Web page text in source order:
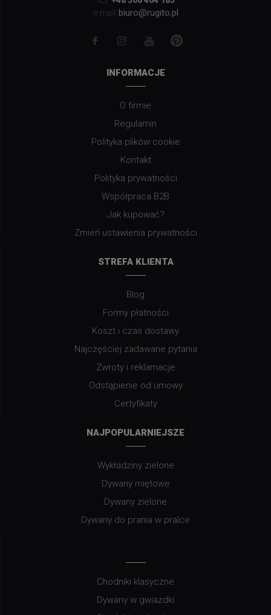
e-mail: biuro@rugito.pl
INFORMACJE
O firmie
Regulamin
Polityka plików cookie
Kontakt
Polityka prywatności
Współpraca B2B
Jak kupować?
Zmień ustawienia prywatności
STREFA KLIENTA
Blog
Formy płatności
Koszt i czas dostawy
Najczęściej zadawane pytania
Zwroty i reklamacje
Odstąpienie od umowy
Certyfikaty
NAJPOPULARNIEJSZE
Wykładziny zielone
Dywany miętowe
Dywany zielone
Dywany do prania w pralce
Chodniki klasyczne
Dywany w gwiazdki